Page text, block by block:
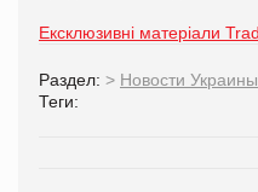
Ексклюзивні матеріали
Раздел: > Новости Украины
Теги: